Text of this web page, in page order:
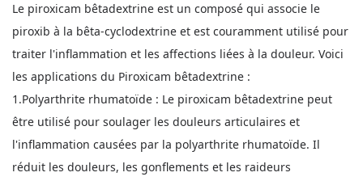
Le piroxicam bêtadextrine est un composé qui associe le
piroxib à la bêta-cyclodextrine et est couramment utilisé pour
traiter l'inflammation et les affections liées à la douleur. Voici
les applications du Piroxicam bêtadextrine :
1.Polyarthrite rhumatoïde : Le piroxicam bêtadextrine peut
être utilisé pour soulager les douleurs articulaires et
l'inflammation causées par la polyarthrite rhumatoïde. Il
réduit les douleurs, les gonflements et les raideurs